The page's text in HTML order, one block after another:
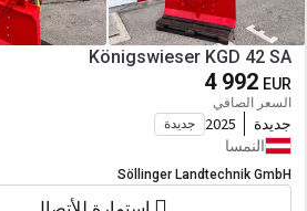
Königswieser KGD 42 SA
4 992 EUR
السعر الصافي
جديدة 2025 جديدة
النمسا
Söllinger Landtechnik GmbH